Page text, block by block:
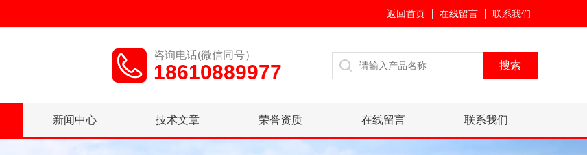
返回首页 在线留言 联系我们
咨询电话(微信同号）
18610889977
新闻中心 技术文章 荣誉资质 在线留言 联系我们